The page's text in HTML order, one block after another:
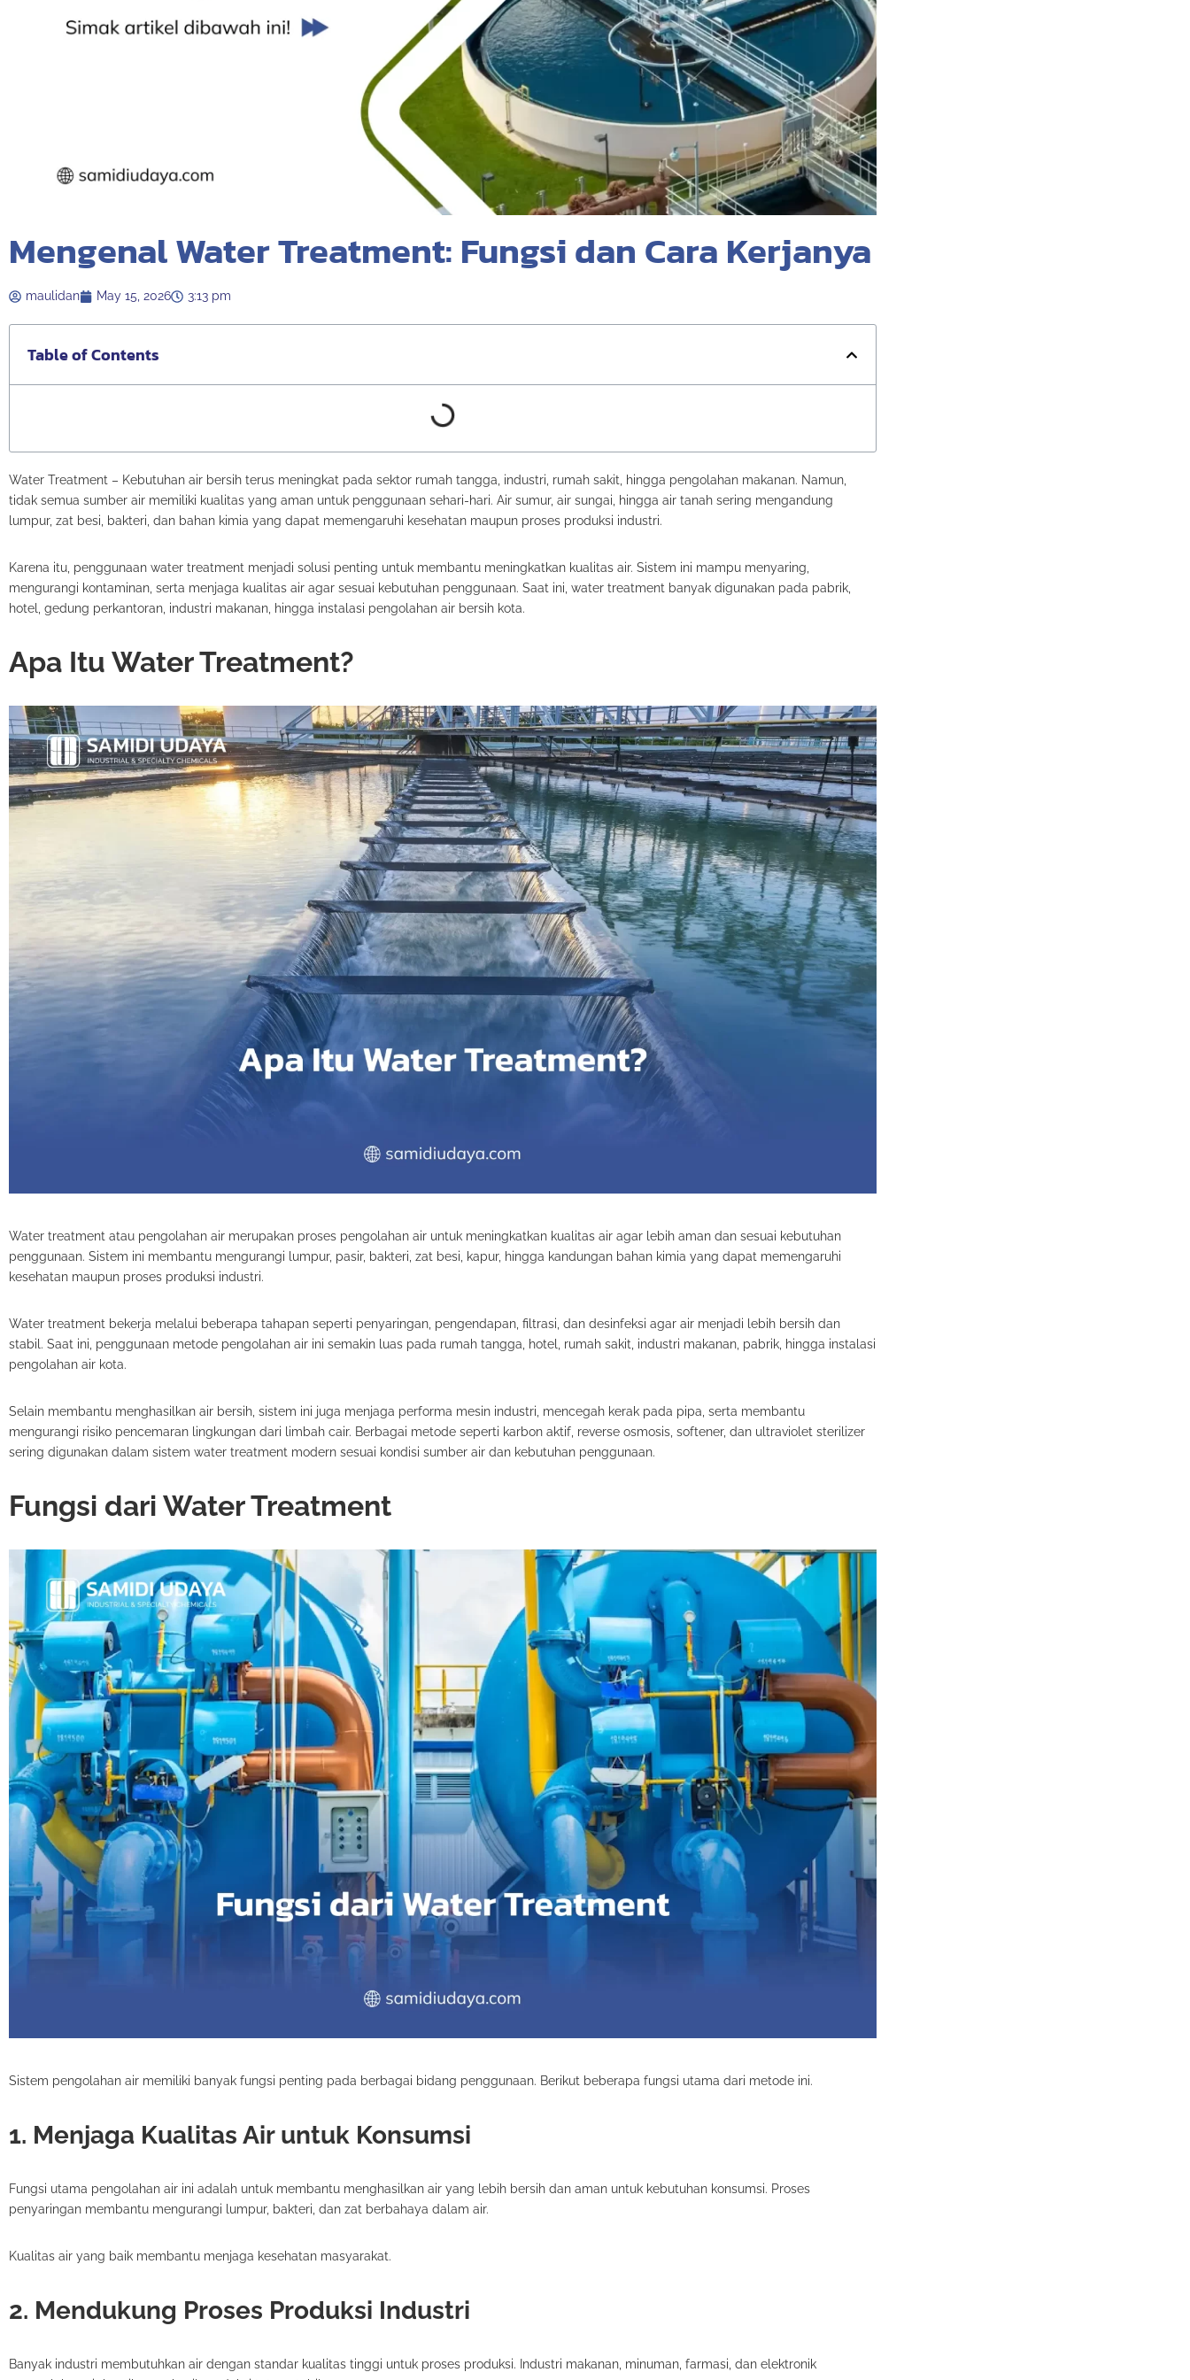
Mengenal Water Treatment: Fungsi dan Cara Kerjanya
maulidan May 15, 2026 3:13 pm
Table of Contents
Water Treatment – Kebutuhan air bersih terus meningkat pada sektor rumah tangga, industri, rumah sakit, hingga pengolahan makanan. Namun,
tidak semua sumber air memiliki kualitas yang aman untuk penggunaan sehari-hari. Air sumur, air sungai, hingga air tanah sering mengandung
lumpur, zat besi, bakteri, dan bahan kimia yang dapat memengaruhi kesehatan maupun proses produksi industri.
Karena itu, penggunaan water treatment menjadi solusi penting untuk membantu meningkatkan kualitas air. Sistem ini mampu menyaring,
mengurangi kontaminan, serta menjaga kualitas air agar sesuai kebutuhan penggunaan. Saat ini, water treatment banyak digunakan pada pabrik,
hotel, gedung perkantoran, industri makanan, hingga instalasi pengolahan air bersih kota.
Apa Itu Water Treatment?
Water treatment atau pengolahan air merupakan proses pengolahan air untuk meningkatkan kualitas air agar lebih aman dan sesuai kebutuhan
penggunaan. Sistem ini membantu mengurangi lumpur, pasir, bakteri, zat besi, kapur, hingga kandungan bahan kimia yang dapat memengaruhi
kesehatan maupun proses produksi industri.
Water treatment bekerja melalui beberapa tahapan seperti penyaringan, pengendapan, filtrasi, dan desinfeksi agar air menjadi lebih bersih dan
stabil. Saat ini, penggunaan metode pengolahan air ini semakin luas pada rumah tangga, hotel, rumah sakit, industri makanan, pabrik, hingga instalasi
pengolahan air kota.
Selain membantu menghasilkan air bersih, sistem ini juga menjaga performa mesin industri, mencegah kerak pada pipa, serta membantu
mengurangi risiko pencemaran lingkungan dari limbah cair. Berbagai metode seperti karbon aktif, reverse osmosis, softener, dan ultraviolet sterilizer
sering digunakan dalam sistem water treatment modern sesuai kondisi sumber air dan kebutuhan penggunaan.
Fungsi dari Water Treatment
Sistem pengolahan air memiliki banyak fungsi penting pada berbagai bidang penggunaan. Berikut beberapa fungsi utama dari metode ini.
1. Menjaga Kualitas Air untuk Konsumsi
Fungsi utama pengolahan air ini adalah untuk membantu menghasilkan air yang lebih bersih dan aman untuk kebutuhan konsumsi. Proses
penyaringan membantu mengurangi lumpur, bakteri, dan zat berbahaya dalam air.
Kualitas air yang baik membantu menjaga kesehatan masyarakat.
2. Mendukung Proses Produksi Industri
Banyak industri membutuhkan air dengan standar kualitas tinggi untuk proses produksi. Industri makanan, minuman, farmasi, dan elektronik